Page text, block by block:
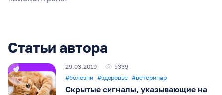
Статьи автора
29.03.2019
5339
#болезни #здоровье #ветеринар
Скрытые сигналы, указывающие на